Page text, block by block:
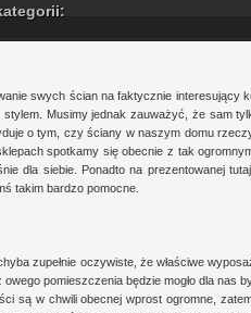
swych ścian na faktycznie interesujący
Musimy jednak zauważyć, że sam
o tym, czy ściany w naszym domu
spotkamy się obecnie z tak
dla siebie. Ponadto na prezentowanej
takim bardzo pomocne.
zupełnie oczywiste, że właściwe
pomieszczenia będzie mogło dla
są w chwili obecnej wprost ogromne,